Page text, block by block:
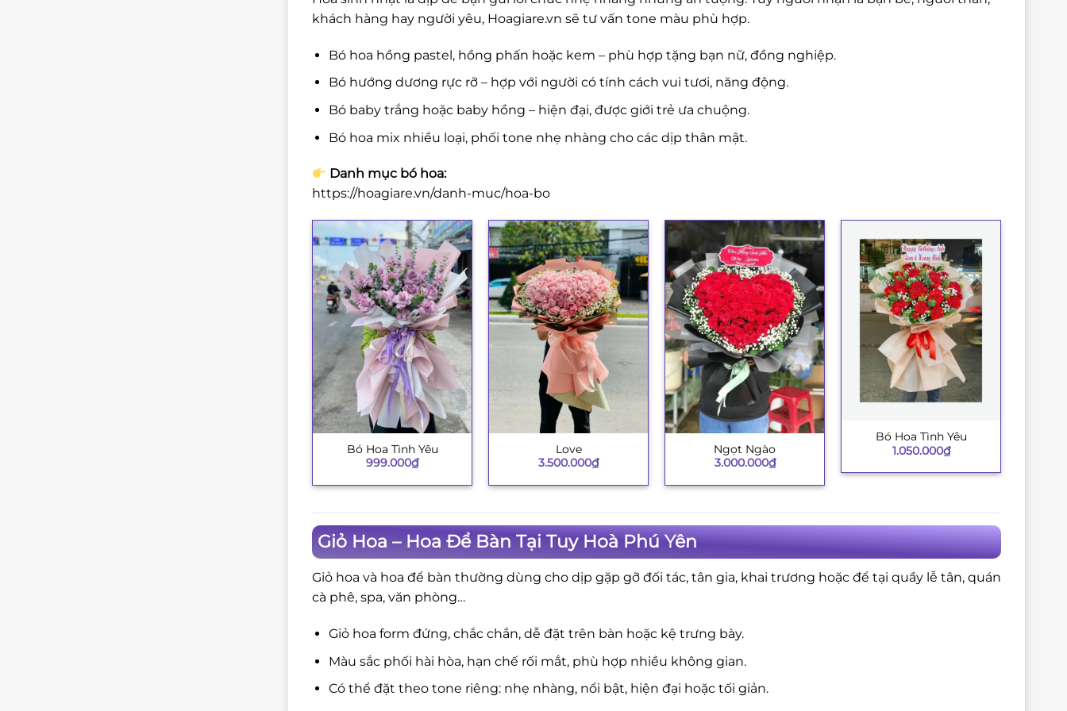
khách hàng hay người yêu, Hoagiare.vn sẽ tư vấn tone màu phù hợp.
Bó hoa hồng pastel, hồng phấn hoặc kem – phù hợp tặng bạn nữ, đồng nghiệp.
Bó hướng dương rực rỡ – hợp với người có tính cách vui tươi, năng động.
Bó baby trắng hoặc baby hồng – hiện đại, được giới trẻ ưa chuộng.
Bó hoa mix nhiều loại, phối tone nhẹ nhàng cho các dịp thân mật.
Danh mục bó hoa:
https://hoagiare.vn/danh-muc/hoa-bo
Bó Hoa Tình Yêu
999.000₫
Love
3.500.000₫
Ngọt Ngào
3.000.000₫
Bó Hoa Tình Yêu
1.050.000₫
Giỏ Hoa – Hoa Để Bàn Tại Tuy Hoà Phú Yên
Giỏ hoa và hoa để bàn thường dùng cho dịp gặp gỡ đối tác, tân gia, khai trương hoặc để tại quầy lễ tân, quán
cà phê, spa, văn phòng…
Giỏ hoa form đứng, chắc chắn, dễ đặt trên bàn hoặc kệ trưng bày.
Màu sắc phối hài hòa, hạn chế rối mắt, phù hợp nhiều không gian.
Có thể đặt theo tone riêng: nhẹ nhàng, nổi bật, hiện đại hoặc tối giản.